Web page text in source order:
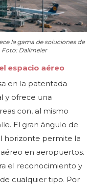
la gama de soluciones de
Foto: Dallmeier
espacio aéreo
en la patentada
y ofrece una
con, al mismo
El gran ángulo de
horizonte permite la
en aeropuertos.
el reconocimiento y
cualquier tipo. Por